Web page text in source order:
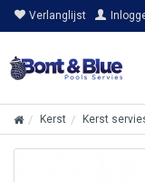
Verlanglijst
Kerst Kerst